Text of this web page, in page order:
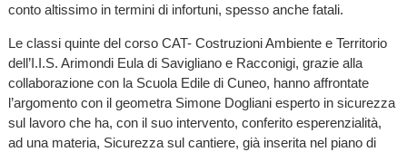
conto altissimo in termini di infortuni, spesso anche fatali.
Le classi quinte del corso CAT- Costruzioni Ambiente e Territorio
dell’I.I.S. Arimondi Eula di Savigliano e Racconigi, grazie alla
collaborazione con la Scuola Edile di Cuneo, hanno affrontate
l’argomento con il geometra Simone Dogliani esperto in sicurezza
sul lavoro che ha, con il suo intervento, conferito esperenzialità,
ad una materia, Sicurezza sul cantiere, già inserita nel piano di